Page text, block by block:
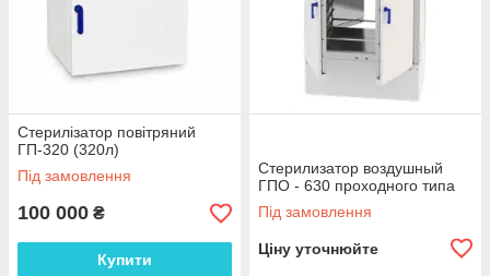
Стерилізатор повітряний
ГП-320 (320л)
Під замовлення
100 000 ₴
Купити
Стерилизатор воздушный
ГПО - 630 проходного типа
Під замовлення
Ціну уточнюйте